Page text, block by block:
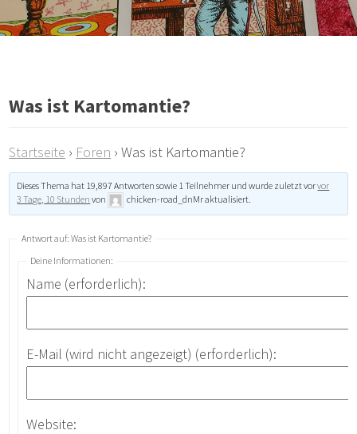
Was ist Kartomantie?
Startseite › Foren › Was ist Kartomantie?
Dieses Thema hat 19,897 Antworten sowie 1 Teilnehmer und wurde zuletzt vorvor
3 Tage, 10 Stunden von chicken-road_dnMraktualisiert.
Antwort auf: Was ist Kartomantie?
Deine Informationen:
Name (erforderlich):
E-Mail (wird nicht angezeigt) (erforderlich):
Website: